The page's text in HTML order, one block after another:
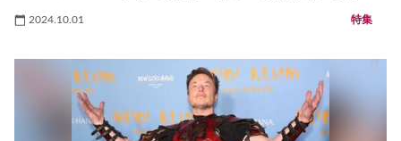
2024.10.01 特集